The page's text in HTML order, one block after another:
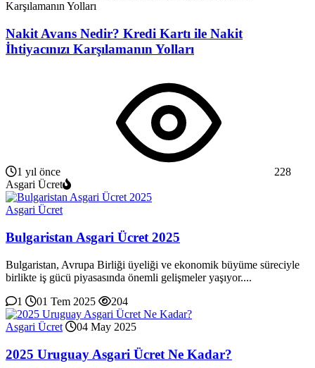
Nakit Avans Nedir? Kredi Kartı ile Nakit
İhtiyacınızı Karşılamanın Yolları
1 yıl önce
228
Asgari Ücret
Asgari Ücret
Bulgaristan Asgari Ücret 2025
Bulgaristan, Avrupa Birliği üyeliği ve ekonomik büyüme süreciyle
birlikte iş gücü piyasasında önemli gelişmeler yaşıyor....
1
01 Tem 2025 204
Asgari Ücret 04 May 2025
2025 Uruguay Asgari Ücret Ne Kadar?